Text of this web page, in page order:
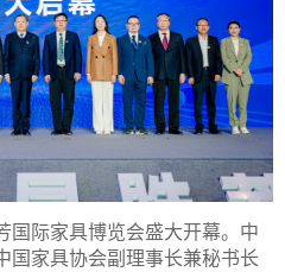
国际家具博览会盛大开幕。中
国家具协会副理事长兼秘书长